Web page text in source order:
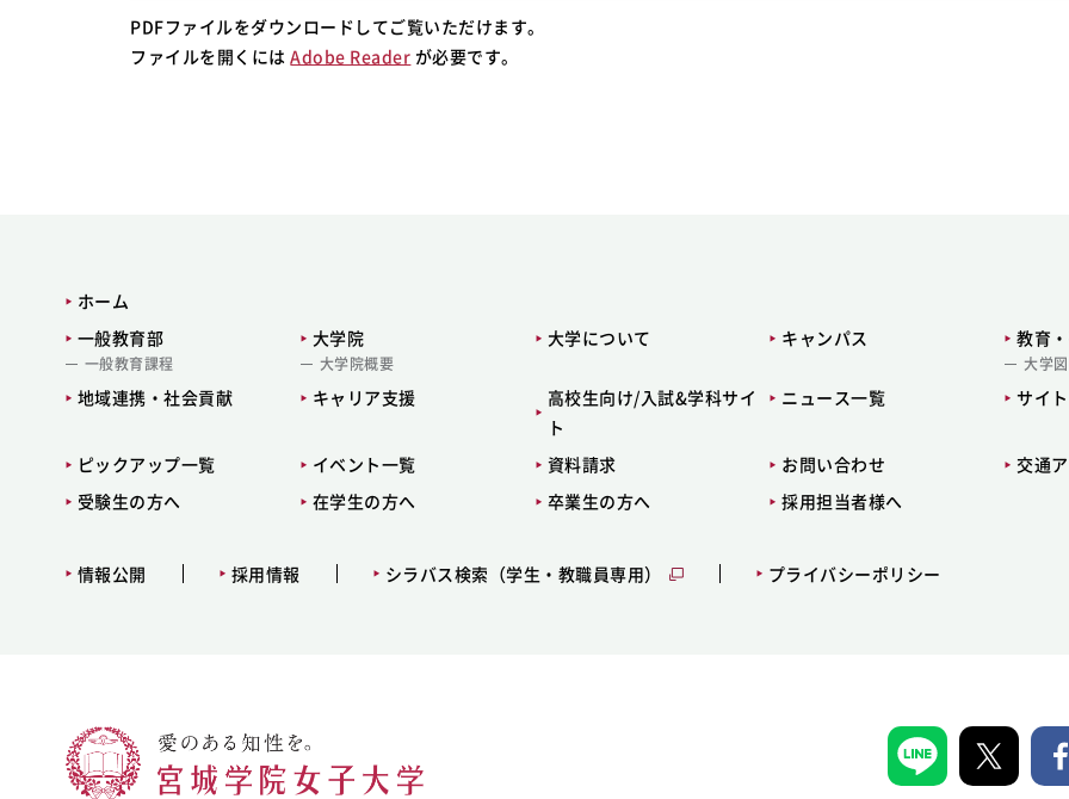
PDFファイルをダウンロードしてご覧いただけます。
ファイルを開くにはAdobe Reader が必要です。
ホーム
一般教育部
一般教育課程
大学院
大学院概要
大学について キャンパス 教育
大学
地域連携・社会貢献 キャリア支援
高校生向け/入試&学科サイ
ト
ニュース一覧 サイ
ピックアップ一覧 イベント一覧 資料請求 お問い合わせ
交通
受験生の方へ
在学生の方へ 卒業生の方へ 採用担当者様へ
情報公開 採用情報 シラバス検索（学生・教職員専用） プライバシーポリシー